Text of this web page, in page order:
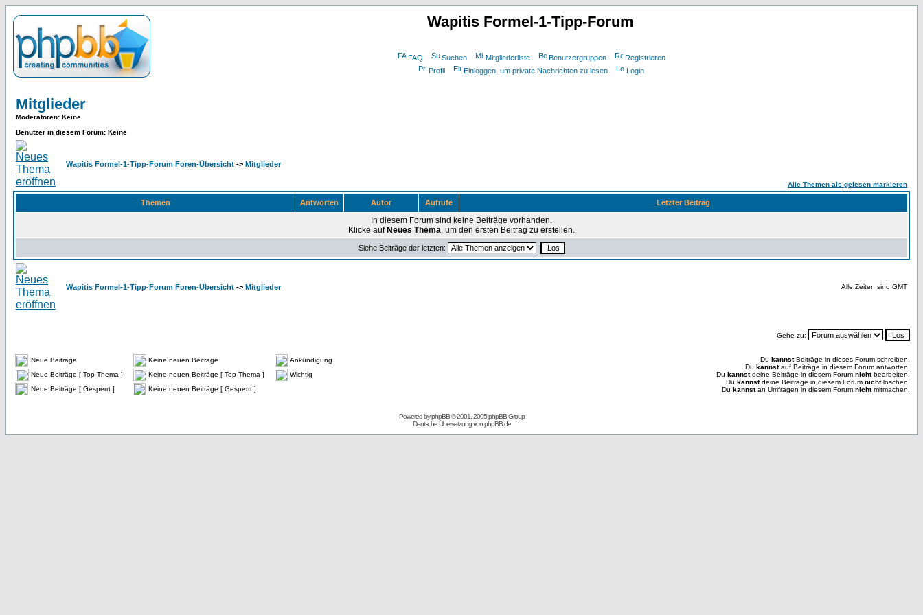
Wapitis Formel-1-Tipp-Forum
FAQ Suchen Mitgliederliste Benutzergruppen
Registrieren
Profil
Einloggen, um private Nachrichten zu lesen Login
Mitglieder
Moderatoren: Keine
Benutzer in diesem Forum: Keine
Wapitis Formel-1-Tipp-Forum Foren-Übersicht -> Mitglieder
Alle Themen als gelesen markieren
Themen Antworten Autor Aufrufe Letzter Beitrag
In diesem Forum sind keine Beiträge vorhanden.
Klicke auf Neues Thema, um den ersten Beitrag zu erstellen.
Siehe Beiträge der letzten:
Wapitis Formel-1-Tipp-Forum Foren-Übersicht -> Mitglieder Alle Zeiten sind GMT
Gehe zu:
Neue Beiträge Keine neuen Beiträge
Ankündigung
Neue Beiträge [ Top-Thema ]
Keine neuen Beiträge [ Top-Thema ]
Wichtig
Neue Beiträge [ Gesperrt ]
Keine neuen Beiträge [ Gesperrt ]
Du kannstBeiträge in dieses Forum schreiben.
Du kannstauf Beiträge in diesem Forum antworten.
Du kannstdeine Beiträge in diesem Forum nichtbearbeiten.
Du kannstdeine Beiträge in diesem Forum nichtlöschen.
Du kannstan Umfragen in diesem Forum nichtmitmachen.
Powered byphpBB© 2001, 2005 phpBB Group
Deutsche Übersetzung vonphpBB.de